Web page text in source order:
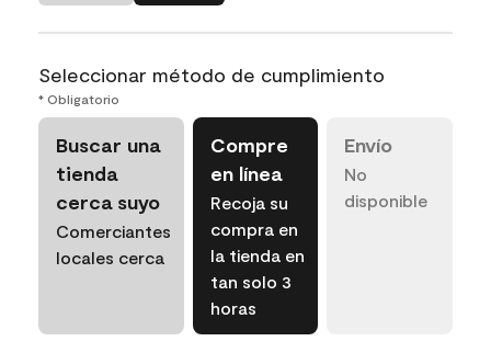
Seleccionar método de cumplimiento
* Obligatorio
Buscar una
tienda
cerca suyo
Comerciantes
locales cerca
Compre
en línea
Recoja su
compra en
la tienda en
tan solo 3
horas
Envío
No
disponible